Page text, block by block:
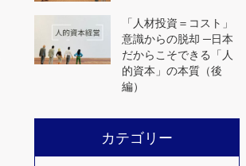
「人材投資＝コスト」
意識からの脱却 ─日本
だからこそできる「人
的資本」の本質（後
編）
カテゴリー